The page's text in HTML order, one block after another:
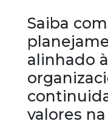
Saiba
alinhado
valores